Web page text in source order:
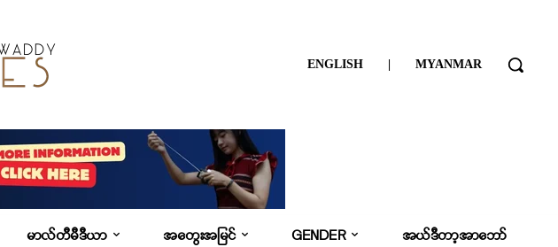
ENGLISH | MYANMAR
မာလ်တီမီဒီယာ အတွေးအမြင် GENDER အယ်ဒီတာ့အာဘော်